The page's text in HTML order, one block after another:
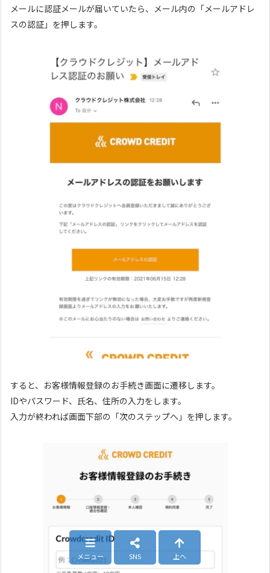
メールに認証メールが届いていたら、メール内の「メールアドレ
スの認証」を押します。
すると、お客様情報登録のお手続き画面に遷移します。
IDやパスワード、氏名、住所の入力をします。
入力が終われば画面下部の「次のステップへ」を押します。
メニュー SNS 上へ